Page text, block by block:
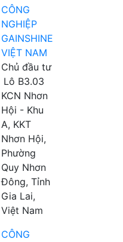
CÔNG
NGHIỆP
GAINSHINE
VIỆT NAM
Chủ đầu tư
Lô B3.03
KCN Nhơn
Hội - Khu
A, KKT
Nhơn Hội,
Phường
Quy Nhơn
Đông, Tỉnh
Gia Lai,
Việt Nam
CÔNG